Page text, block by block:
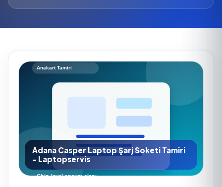
Adana Casper Laptop Şarj Soketi Tamiri
- Laptopservis